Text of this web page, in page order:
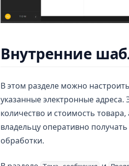
Внутренние
В этом разделе можно
указанные электронные адреса.
количество и стоимость
владельцу оперативно
обработки.